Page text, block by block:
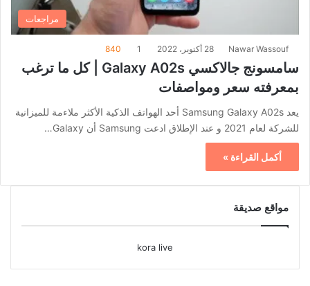
مراجعات
Nawar Wassouf 28 أكتوبر، 2022 1
840
سامسونج جالاكسي Galaxy A02s | كل ما ترغب
بمعرفته سعر ومواصفات
يعد Samsung Galaxy A02s أحد الهواتف الذكية الأكثر ملاءمة للميزانية
للشركة لعام 2021 و عند الإطلاق ادعت Samsung أن Galaxy…
أكمل القراءة »
مواقع صديقة
kora live